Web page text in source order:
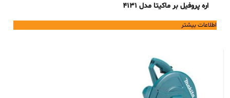
اره پروفیل بر ماکیتا مدل 4131
اطلاعات بیشتر